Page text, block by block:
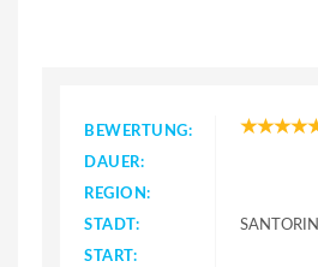
BEWERTUNG:
DAUER:
REGION:
STADT:
SANTORINI
START: